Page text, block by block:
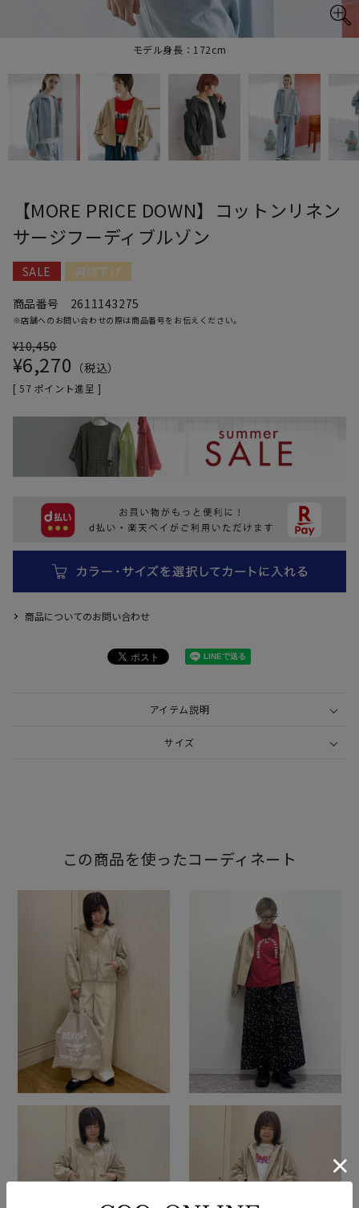
モデル身長：172cm
【MORE PRICE DOWN】コットンリネン
サージフーディブルゾン
SALE
再値下げ
商品番号
2611143275
※店舗へのお問い合わせの際は商品番号をお伝えください。
¥10,450
¥6,270 税込
[ 57 ポイント進呈 ]
商品についてのお問い合わせ
アイテム説明
サイズ
この商品を使ったコーディネート